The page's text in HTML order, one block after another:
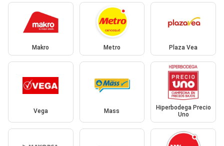
Makro Metro Plaza Vea
Vega Mass
Hiperbodega Precio
Uno